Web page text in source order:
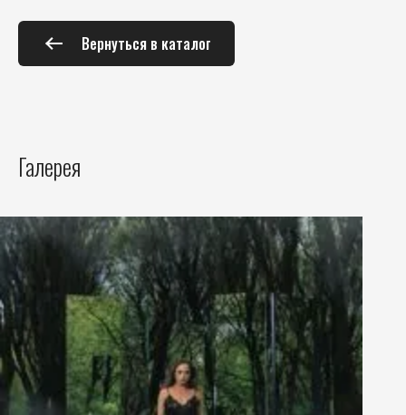
Вернуться в каталог
Галерея